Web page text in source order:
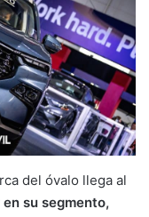
del óvalo llega al
su segmento,